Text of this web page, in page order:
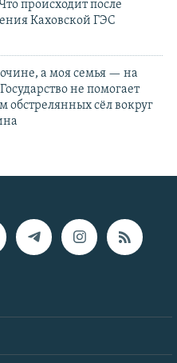
происходит после
Каховской ГЭС
а моя семья — на
не помогает
обстрелянных сёл вокруг